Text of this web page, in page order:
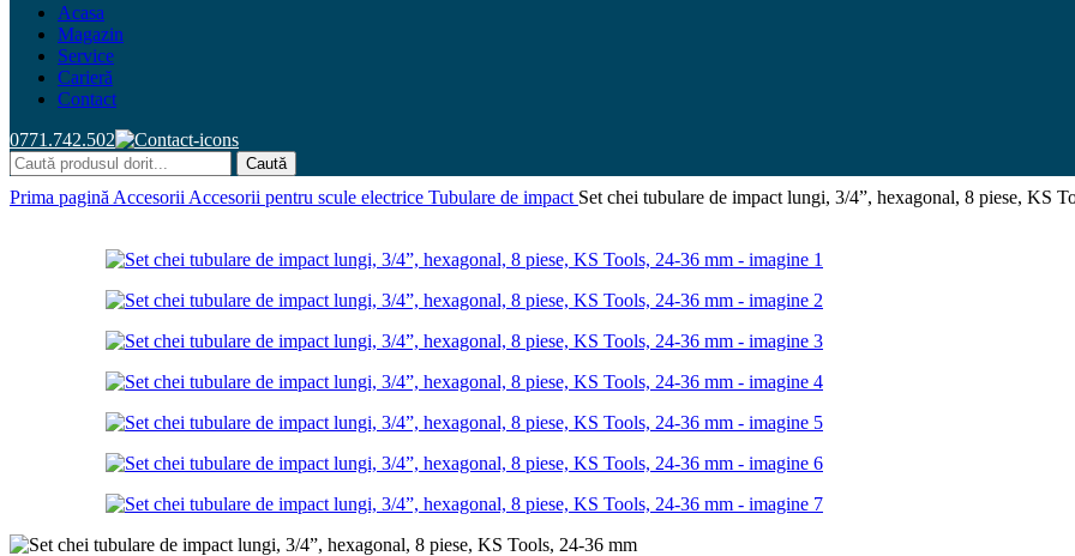
Acasa
Magazin
Service
Carieră
Contact
0771.742.502
Caută
Prima pagină Accesorii Accesorii pentru scule electrice Tubulare de impact Set chei tubulare de impact lungi, 3/4”, hexagonal, 8 piese, KS